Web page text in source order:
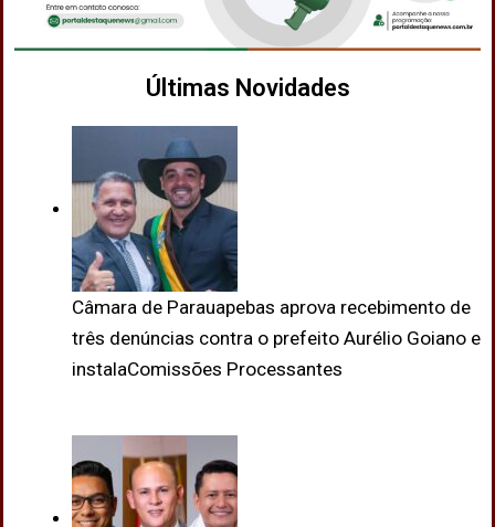
Últimas Novidades
Câmara de Parauapebas aprova recebimento de
três denúncias contra o prefeito Aurélio Goiano e
instalaComissões Processantes